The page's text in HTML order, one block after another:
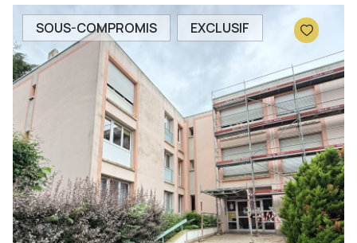
SOUS-COMPROMIS EXCLUSIF